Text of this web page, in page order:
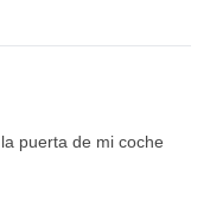
puerta de mi coche